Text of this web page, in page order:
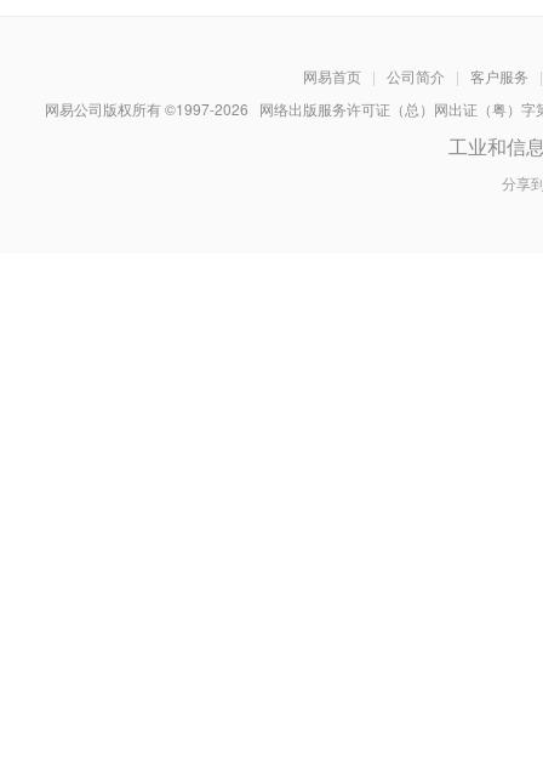
网易首页 | 公司简介 | 客户服务
|
网易公司版权所有 ©1997-2026 网络出版服务许可证（总）网出证（粤）
工业和信
分享